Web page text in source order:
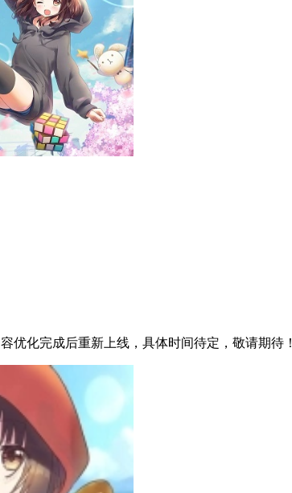
优化完成后重新上线，具体时间待定，敬请期待！